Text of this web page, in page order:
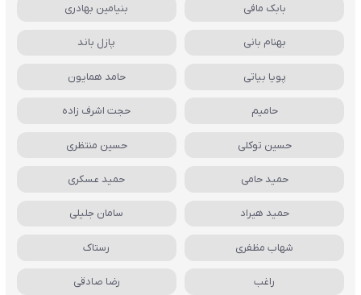
بابک مافی بنیامین بهادری
بهنام بانی پازل باند
پویا بیاتی حامد همایون
حامیم حجت اشرف زاده
حسین توکلی حسین منتظری
حمید حامی حمید عسکری
حمید هیراد سامان جلیلی
شهاب مظفری رستاک
راغب رضا صادقی